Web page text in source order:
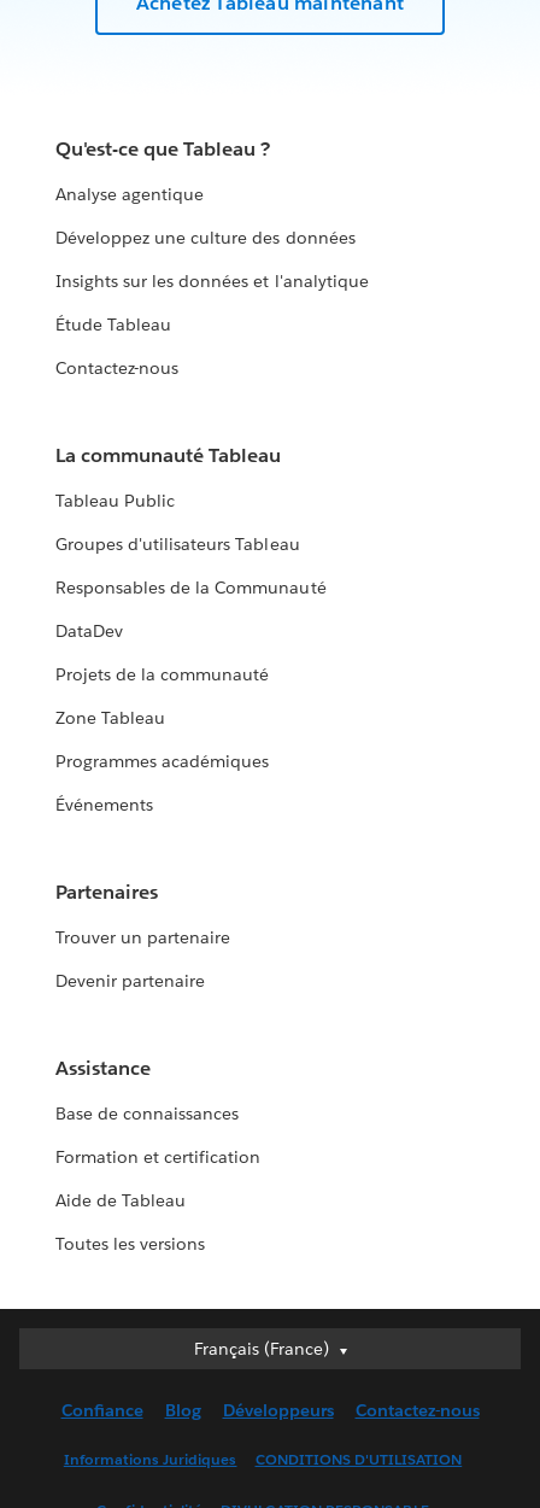
Qu'est-ce que Tableau ?
Analyse agentique
Développez une culture des données
Insights sur les données et l'analytique
Étude Tableau
Contactez-nous
La communauté Tableau
Tableau Public
Groupes d'utilisateurs Tableau
Responsables de la Communauté
DataDev
Projets de la communauté
Zone Tableau
Programmes académiques
Événements
Partenaires
Trouver un partenaire
Devenir partenaire
Assistance
Base de connaissances
Formation et certification
Aide de Tableau
Toutes les versions
Français (France)
Français (France)
English (UK)
Confiance Blog Développeurs Contactez-nous
Informations Juridiques CONDITIONS D'UTILISATION